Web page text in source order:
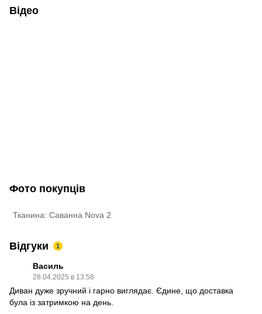
Відео
Фото покупців
Тканина: Саванна Nova 2
Відгуки 1
Василь
28.04.2025 в 13:58
Диван дуже зручний і гарно виглядає. Єдине, що доставка
була із затримкою на день.